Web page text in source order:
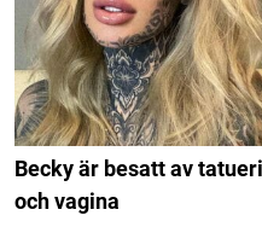
Becky är besatt av
och vagina